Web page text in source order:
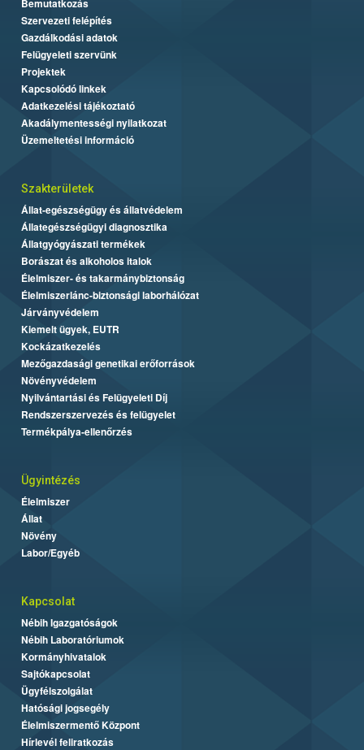
Bemutatkozás
Szervezeti felépítés
Gazdálkodási adatok
Felügyeleti szervünk
Projektek
Kapcsolódó linkek
Adatkezelési tájékoztató
Akadálymentességi nyilatkozat
Üzemeltetési információ
Szakterületek
Állat-egészségügy és állatvédelem
Állategészségügyi diagnosztika
Állatgyógyászati termékek
Borászat és alkoholos italok
Élelmiszer- és takarmánybiztonság
Élelmiszerlánc-biztonsági laborhálózat
Járványvédelem
Kiemelt ügyek, EUTR
Kockázatkezelés
Mezőgazdasági genetikai erőforrások
Növényvédelem
Nyilvántartási és Felügyeleti Díj
Rendszerszervezés és felügyelet
Termékpálya-ellenőrzés
Ügyintézés
Élelmiszer
Állat
Növény
Labor/Egyéb
Kapcsolat
Nébih Igazgatóságok
Nébih Laboratóriumok
Kormányhivatalok
Sajtókapcsolat
Ügyfélszolgálat
Hatósági jogsegély
Élelmiszermentő Központ
Hírlevél feliratkozás